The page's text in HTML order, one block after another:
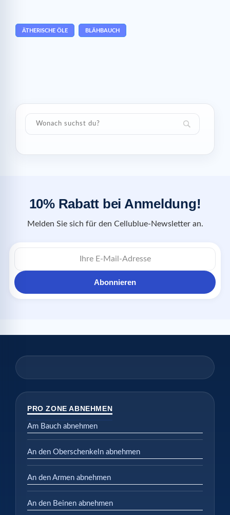
ÄTHERISCHE ÖLE BLÄHBAUCH
10% Rabatt bei Anmeldung!
Melden Sie sich für den Cellublue-Newsletter an.
Abonnieren
PRO ZONE ABNEHMEN
Am Bauch abnehmen
An den Oberschenkeln abnehmen
An den Armen abnehmen
An den Beinen abnehmen